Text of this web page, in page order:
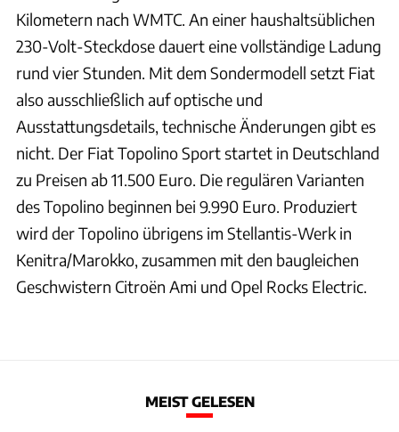
Kilometern nach WMTC. An einer haushaltsüblichen
230-Volt-Steckdose dauert eine vollständige Ladung
rund vier Stunden. Mit dem Sondermodell setzt Fiat
also ausschließlich auf optische und
Ausstattungsdetails, technische Änderungen gibt es
nicht. Der Fiat Topolino Sport startet in Deutschland
zu Preisen ab 11.500 Euro. Die regulären Varianten
des Topolino beginnen bei 9.990 Euro. Produziert
wird der Topolino übrigens im Stellantis-Werk in
Kenitra/Marokko, zusammen mit den baugleichen
Geschwistern Citroën Ami und Opel Rocks Electric.
MEIST GELESEN